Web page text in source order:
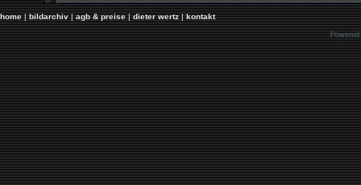
home|bildarchiv|agb & preise|dieter wertz|kontakt